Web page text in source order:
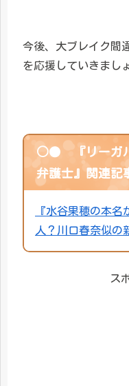
今後、大ブレイク間
を応援していきまし
○● 『リーガル
弁護士』関連
『水谷果穂の本
人？川口春奈似の
ス